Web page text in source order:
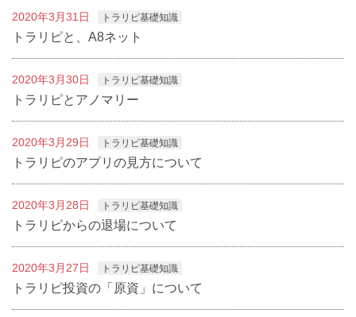
2020年3月31日 トラリピ基礎知識
トラリピと、A8ネット
2020年3月30日 トラリピ基礎知識
トラリピとアノマリー
2020年3月29日 トラリピ基礎知識
トラリピのアプリの見方について
2020年3月28日 トラリピ基礎知識
トラリピからの退場について
2020年3月27日 トラリピ基礎知識
トラリピ投資の「原資」について